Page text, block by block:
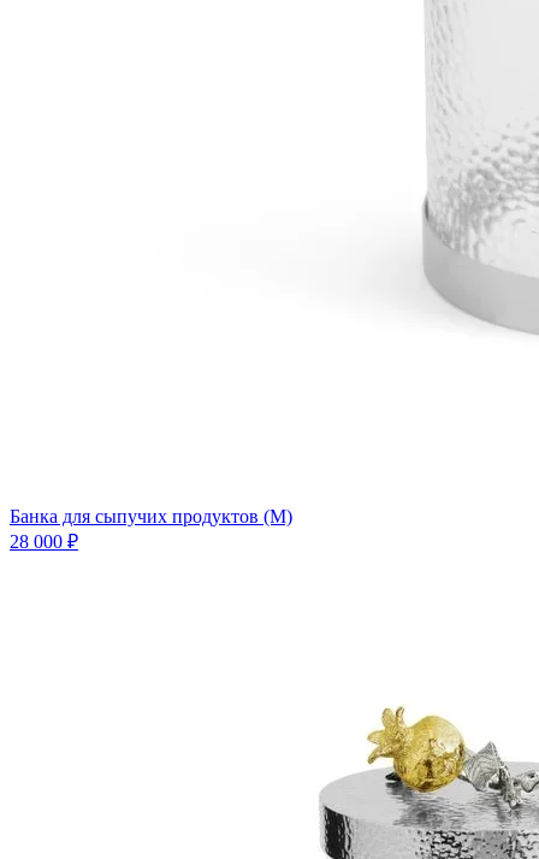
Банка для сыпучих продуктов (M)
28 000 ₽